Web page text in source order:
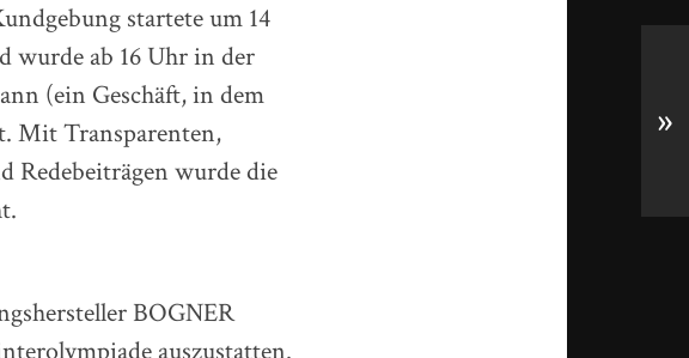
startete um 14
wurde ab 16 Uhr in der
(ein Geschäft, in dem
Mit Transparenten,
Redebeiträgen wurde die
BOGNER
»